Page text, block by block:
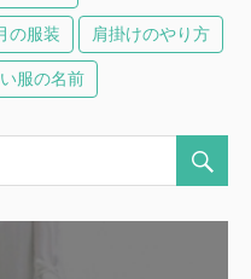
の服装 肩掛けのやり方
服の名前